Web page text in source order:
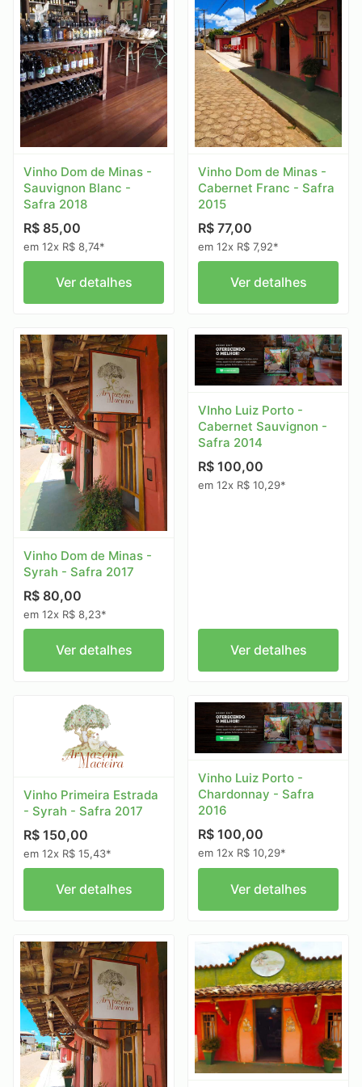
Vinho Dom de Minas -
Sauvignon Blanc -
Safra 2018
R$ 85,00
em 12x R$ 8,74*
Ver detalhes
Vinho Dom de Minas -
Cabernet Franc - Safra
2015
R$ 77,00
em 12x R$ 7,92*
Ver detalhes
Vinho Dom de Minas -
Syrah - Safra 2017
R$ 80,00
em 12x R$ 8,23*
Ver detalhes
VInho Luiz Porto -
Cabernet Sauvignon -
Safra 2014
R$ 100,00
em 12x R$ 10,29*
Ver detalhes
Vinho Primeira Estrada
- Syrah - Safra 2017
R$ 150,00
em 12x R$ 15,43*
Ver detalhes
Vinho Luiz Porto -
Chardonnay - Safra
2016
R$ 100,00
em 12x R$ 10,29*
Ver detalhes